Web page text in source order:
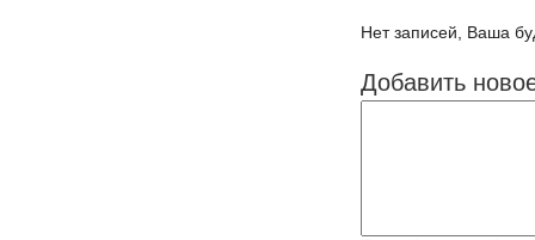
Нет записей, Ваша
Добавить